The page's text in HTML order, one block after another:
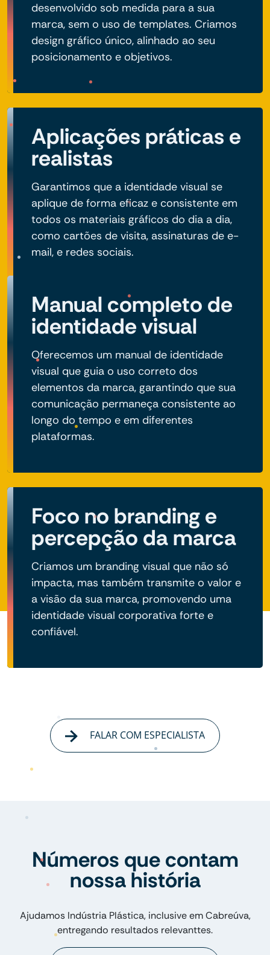
desenvolvido sob medida para a sua
marca, sem o uso de templates. Criamos
design gráfico único, alinhado ao seu
posicionamento e objetivos.
Aplicações práticas e
realistas
Garantimos que a identidade visual se
aplique de forma eficaz e consistente em
todos os materiais gráficos do dia a dia,
como cartões de visita, assinaturas de e-
mail, e redes sociais.
Manual completo de
identidade visual
Oferecemos um manual de identidade
visual que guia o uso correto dos
elementos da marca, garantindo que sua
comunicação permaneça consistente ao
longo do tempo e em diferentes
plataformas.
Foco no branding e
percepção da marca
Criamos um branding visual que não só
impacta, mas também transmite o valor e
a visão da sua marca, promovendo uma
identidade visual corporativa forte e
confiável.
FALAR COM ESPECIALISTA
Números que contam
nossa história
Ajudamos Indústria Plástica, inclusive em Cabreúva,
entregando resultados relevanttes.